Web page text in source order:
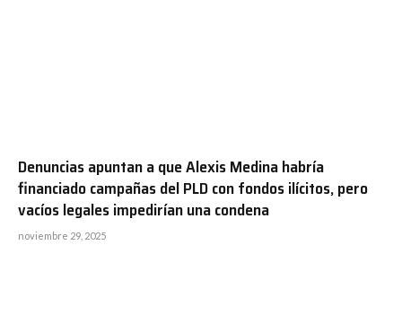
Denuncias apuntan a que Alexis Medina habría
financiado campañas del PLD con fondos ilícitos, pero
vacíos legales impedirían una condena
noviembre 29, 2025